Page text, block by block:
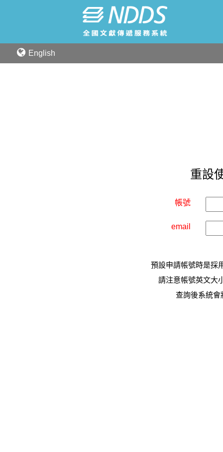
English
重設
帳號
email
預設申請帳號時是採
請注意帳號英文大
查詢後系統會